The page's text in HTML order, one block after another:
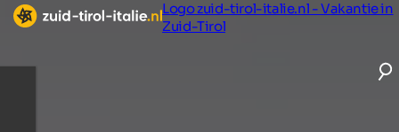
Logo zuid-tirol-italie.nl - Vakantie in
Zuid-Tirol